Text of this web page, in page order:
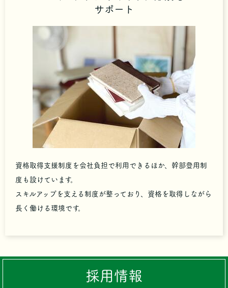
サポート
資格取得支援制度を会社負担で利用できるほか、幹部登用制
度も設けています。
スキルアップを支える制度が整っており、資格を取得しながら
長く働ける環境です。
採用情報